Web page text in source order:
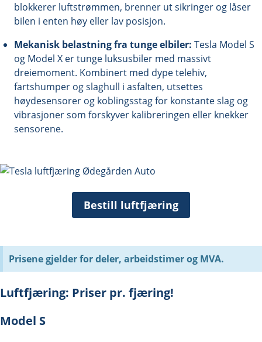
blokkerer luftstrømmen, brenner ut sikringer og låser
bilen i enten høy eller lav posisjon.
Mekanisk belastning fra tunge elbiler: Tesla Model S
og Model X er tunge luksusbiler med massivt
dreiemoment. Kombinert med dype telehiv,
fartshumper og slaghull i asfalten, utsettes
høydesensorer og koblingsstag for konstante slag og
vibrasjoner som forskyver kalibreringen eller knekker
sensorene.
Bestill luftfjæring
Prisene gjelder for deler, arbeidstimer og MVA.
Luftfjæring: Priser pr. fjæring!
Model S